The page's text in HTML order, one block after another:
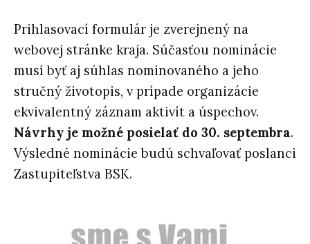
Prihlasovací formulár je zverejnený na
webovej stránke kraja. Súčasťou nominácie
musí byť aj súhlas nominovaného a jeho
stručný životopis, v prípade organizácie
ekvivalentný záznam aktivít a úspechov.
Návrhy je možné posielať do 30. septembra.
Výsledné nominácie budú schvaľovať poslanci
Zastupiteľstva BSK.